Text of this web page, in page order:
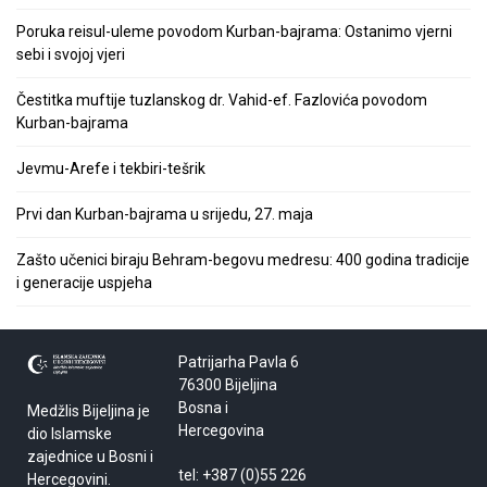
Poruka reisul-uleme povodom Kurban-bajrama: Ostanimo vjerni
sebi i svojoj vjeri
Čestitka muftije tuzlanskog dr. Vahid-ef. Fazlovića povodom
Kurban-bajrama
Jevmu-Arefe i tekbiri-tešrik
Prvi dan Kurban-bajrama u srijedu, 27. maja
Zašto učenici biraju Behram-begovu medresu: 400 godina tradicije
i generacije uspjeha
Medžlis Bijeljina je
dio Islamske
zajednice u Bosni i
Hercegovini.
Patrijarha Pavla 6
76300 Bijeljina
Bosna i
Hercegovina
tel: +387 (0)55 226